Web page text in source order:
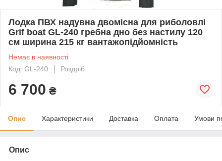
Лодка ПВХ надувна двомісна для риболовлі
Grif boat GL-240 гребна дно без настилу 120
см ширина 215 кг вантажопідйомність
Немає в наявності
Код: GL-240
Роздріб
6 700 ₴
Опис Характеристики Доставка Оплата Умови
Опис